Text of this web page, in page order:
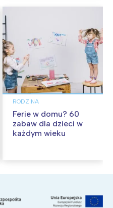
RODZINA
Ferie w domu? 60
zabaw dla dzieci w
każdym wieku